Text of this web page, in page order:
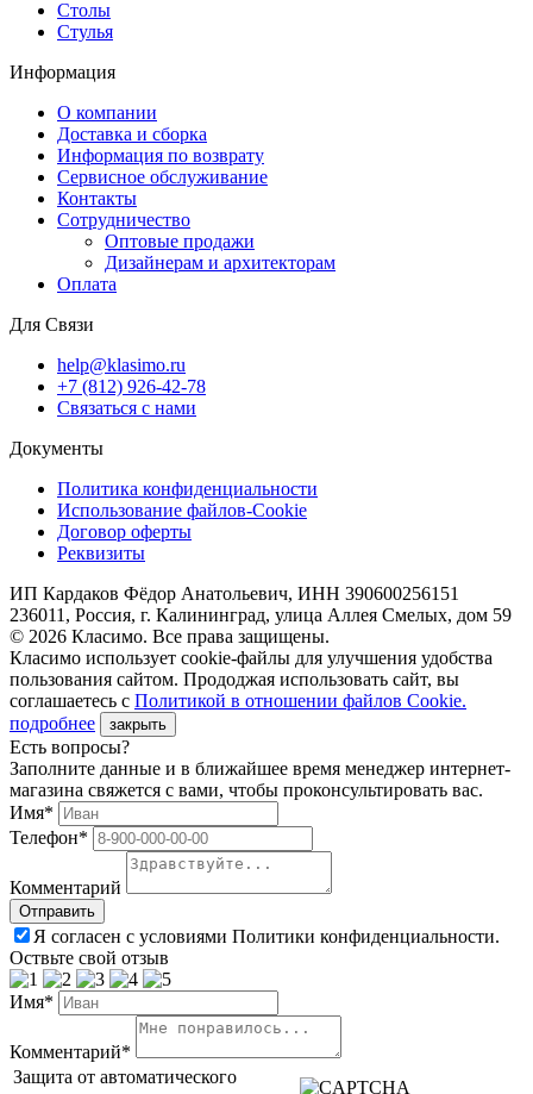
Столы
Стулья
Информация
О компании
Доставка и сборка
Информация по возврату
Сервисное обслуживание
Контакты
Сотрудничество
Оптовые продажи
Дизайнерам и архитекторам
Оплата
Для Связи
help@klasimo.ru
+7 (812) 926-42-78
Связаться с нами
Документы
Политика конфиденциальности
Использование файлов-Cookie
Договор оферты
Реквизиты
ИП Кардаков Фёдор Анатольевич, ИНН 390600256151
236011, Россия, г. Калининград, улица Аллея Смелых, дом 59
© 2026 Класимо. Все права защищены.
Класимо использует cookie-файлы для улучшения удобства
пользования сайтом. Прододжая использовать сайт, вы
соглашаетесь с Политикой в отношении файлов Сookie.
подробнее
закрыть
Есть вопросы?
Заполните данные и в ближайшее время менеджер интернет-
магазина свяжется с вами, чтобы проконсультировать вас.
Имя*
Телефон*
Комментарий
Я согласен с условиями Политики конфиденциальности.
Оствьте свой отзыв
Имя*
Комментарий*
Защита от автоматического